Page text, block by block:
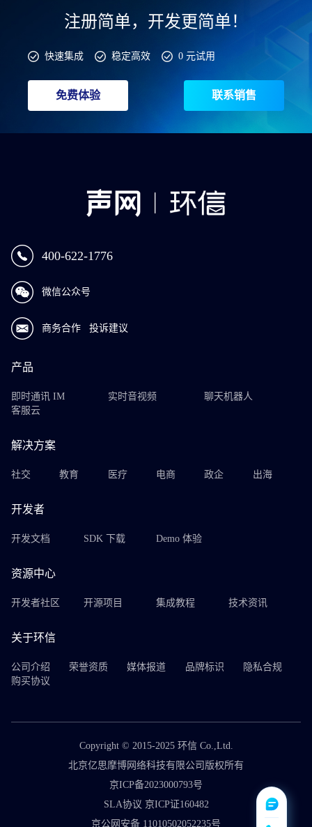
注册简单，开发更简单！
快速集成 稳定高效 0 元试用
免费体验 联系销售
400-622-1776
微信公众号
商务合作 投诉建议
产品
即时通讯 IM 实时音视频
聊天机器人
客服云
解决方案
社交 教育 医疗 电商 政企 出海
开发者
开发文档 SDK 下载 Demo 体验
资源中心
开发者社区 开源项目 集成教程 技术资讯
关于环信
公司介绍 荣誉资质 媒体报道 品牌标识
隐私合规
购买协议
Copyright © 2015-2025 环信 Co.,Ltd.
北京亿思摩博网络科技有限公司版权所有
京ICP备2023000793号
SLA协议 京ICP证160482
京公网安备 11010502052235号